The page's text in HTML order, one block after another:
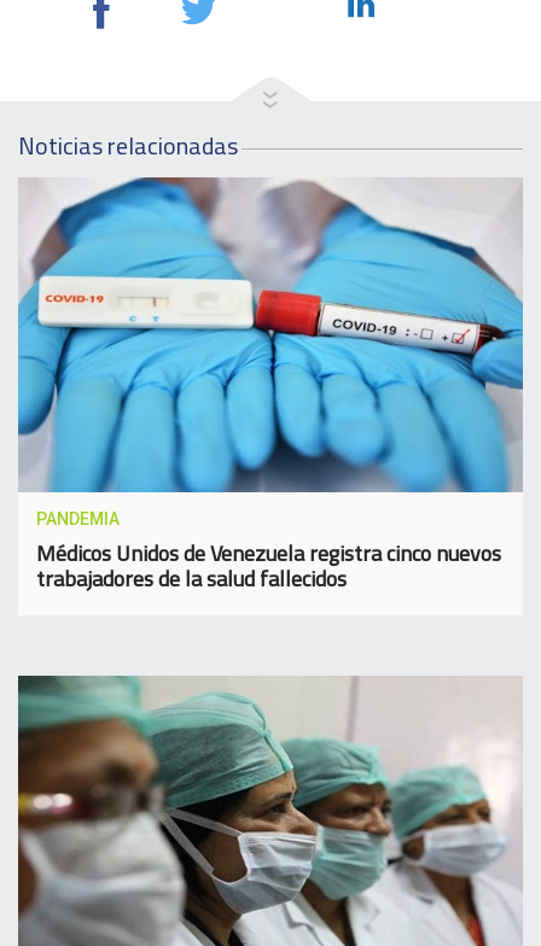
Noticias relacionadas
PANDEMIA
Médicos Unidos de Venezuela registra cinco nuevos
trabajadores de la salud fallecidos